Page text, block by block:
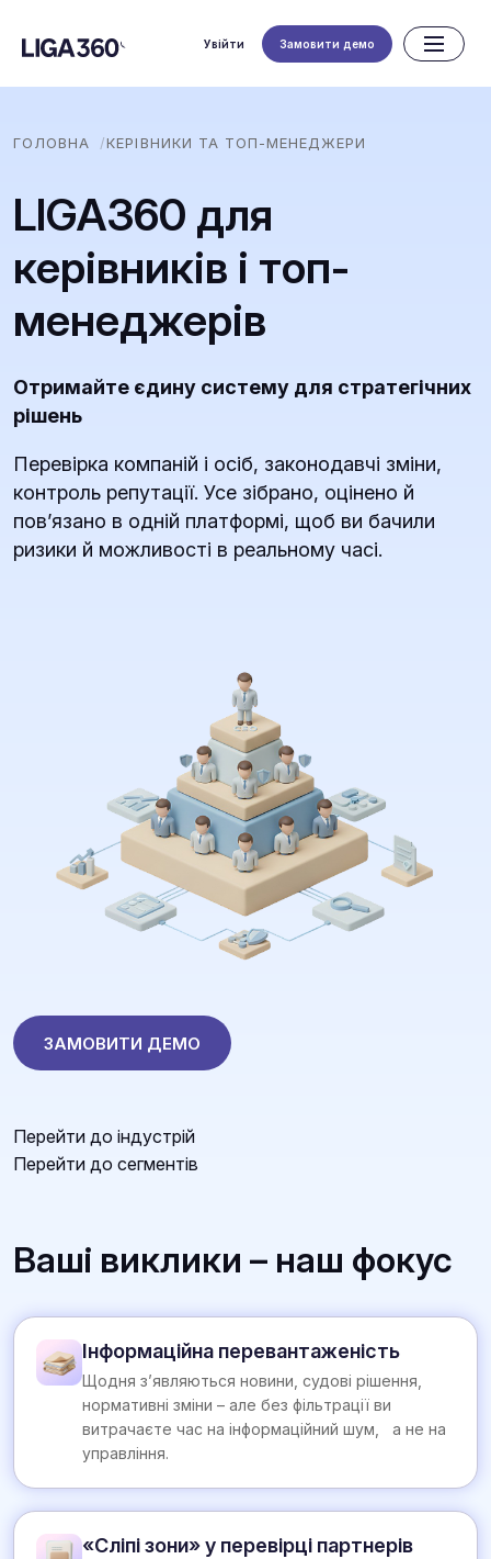
Увійти Замовити демо
ГОЛОВНА КЕРІВНИКИ ТА ТОП-МЕНЕДЖЕРИ
LIGA360 для
керівників і топ-
менеджерів
Отримайте єдину систему для стратегічних
рішень
Перевірка компаній і осіб, законодавчі зміни,
контроль репутації. Усе зібрано, оцінено й
повʼязано в одній платформі, щоб ви бачили
ризики й можливості в реальному часі.
ЗАМОВИТИ ДЕМО
Перейти до індустрій
Перейти до сегментів
Ваші виклики – наш фокус
Інформаційна перевантаженість
Щодня з’являються новини, судові рішення,
нормативні зміни – але без фільтрації ви
витрачаєте час на інформаційний шум, а не на
управління.
«Сліпі зони» у перевірці партнерів